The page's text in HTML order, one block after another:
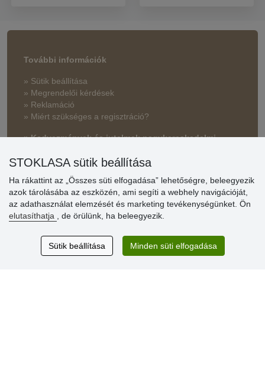
További információk
» Sütik beállítása
» Megrendelői kérdések
» Reklamáció
» Miért szükséges a regisztráció?
» Kedvezmények és jutalmak nagykereskedelmi
Vásárlók
Excellent service
STOKLASA sütik beállítása
Ha rákattint az „Összes süti elfogadása” lehetőségre, beleegyezik
azok tárolásába az eszközén, ami segíti a webhely navigációját,
az adathasználat elemzését és marketing tevékenységünket. Ön
elutasíthatja
, de örülünk, ha beleegyezik.
Sütik beállítása Minden süti elfogadása